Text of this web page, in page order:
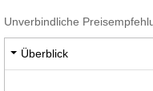
Unverbindliche
Überblick